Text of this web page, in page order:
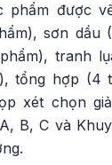
phẩm được
sơn dầu
tranh
tổng hợp (4
xét chọn
B, C và